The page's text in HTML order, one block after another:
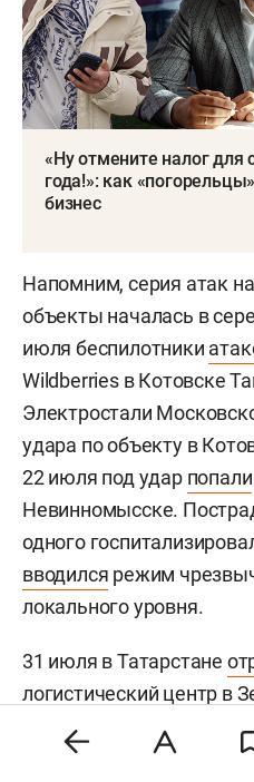
«Ну отмените налог для
года!»: как
бизнес
Напомним, серия атак
объекты началась в
июля беспилотники
Wildberries в Котовске
Электростали
удара по объекту в
22 июля под удар попали
Невинномысске.
одного
вводился режим
локального уровня.
31 июля в Татарстане
логистический центр в
Склад в Самарской
совершили атаку 2